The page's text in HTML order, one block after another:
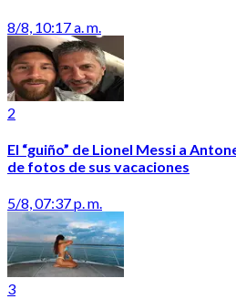
8/8, 10:17 a. m.
2
El “guiño” de Lionel Messi a
de fotos de sus vacaciones
5/8, 07:37 p. m.
3